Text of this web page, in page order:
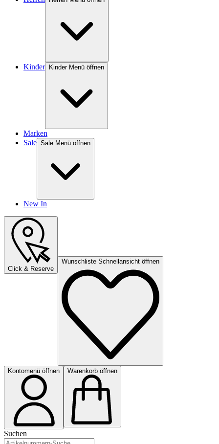
Kinder Kinder Menü öffnen
Marken
Sale Sale Menü öffnen
New In
Click & Reserve
Wunschliste Schnellansicht öffnen
Kontomenü öffnen Warenkorb öffnen
Suchen